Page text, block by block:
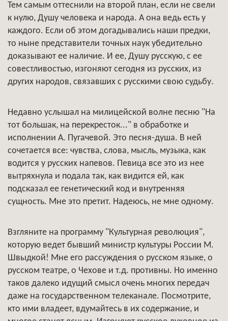
Тем самым оттеснили на второй план, если не свели
к нулю, Душу человека и народа. А она ведь есть у
каждого. Если об этом догадывались наши предки,
то ныне представители точных наук убедительно
доказывают ее наличие. И ее, Душу русскую, с ее
совестливостью, изгоняют сегодня из русских, из
других народов, связавших с русскими свою судьбу.
Недавно услышал на милицейской волне песню "На
тот большак, на перекресток..." в обработке и
исполнении А. Пугачевой. Это песня-душа. В ней
сочетается все: чувства, слова, мысль, музыка, как
водится у русских напевов. Певица все это из нее
вытряхнула и подала так, как видится ей, как
подсказал ее генетический код и внутренняя
сущность. Мне это претит. Надеюсь, не мне одному.
Взгляните на программу "Культурная революция",
которую ведет бывший министр культуры России М.
Швыдкой! Мне его рассуждения о русском языке, о
русском театре, о Чехове и т.д. противны. Но именно
таков далеко идущий смысл очень многих передач
даже на государственном телеканале. Посмотрите,
кто ими владеет, вдумайтесь в их содержание, и